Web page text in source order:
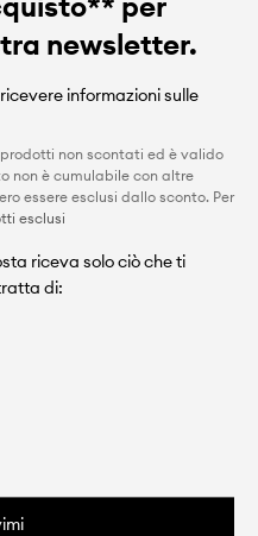
newsletter.
informazioni sulle
non scontati ed è valido
non è cumulabile con altre
essere esclusi dallo sconto. Per
esclusi
riceva solo ciò che ti
di: